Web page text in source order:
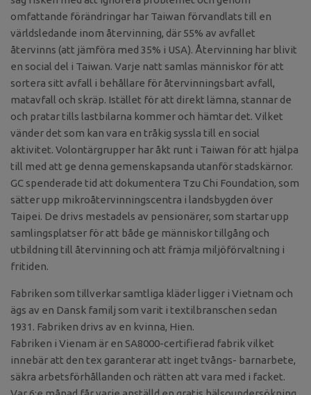
omfattande förändringar har Taiwan förvandlats till en
världsledande inom återvinning, där 55% av avfallet
återvinns (att jämföra med 35% i USA). Återvinning har blivit
en social del i Taiwan. Varje natt samlas människor för att
sortera sitt avfall i behållare för återvinningsbart avfall,
matavfall och skräp. Istället för att direkt lämna, stannar de
och pratar tills lastbilarna kommer och hämtar det. Vilket
vänder det som kan vara en tråkig syssla till en social
aktivitet. Volontärgrupper har åkt runt i Taiwan för att hjälpa
till med att ge denna gemenskapsanda utanför stadskärnor.
GC spenderade tid att dokumentera Tzu Chi Foundation, som
sätter upp mikroåtervinningscentra i landsbygden över
Taipei. De drivs mestadels av pensionärer, som startar upp
samlingsplatser för att både ge människor tillgång och
utbildning till återvinning och att främja miljöförvaltning i
fritiden.
Fabriken som tillverkar samtliga kläder ligger i Vietnam och
ägs av en Dansk familj som varit i textilbranschen sedan
1931. Fabriken drivs av en kvinna, Hien.
Fabriken i Vienam är en SA8000-certifierad fabrik vilket
innebär att den tex garanterar att inget tvångs- barnarbete,
säkra arbetsförhållanden och rätten att vara med i facket.